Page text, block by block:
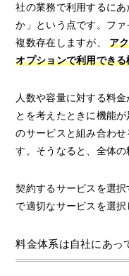
社の業務で利用するに
か」という点です。フ
複数存在しますが、ア
オプションで利用でき
人数や容量に対する料
とを考えたときに機能
のサービスと組み合わ
す。そうなると、全体の
契約するサービスを選
で適切なサービスを選択
料金体系は自社にあっ